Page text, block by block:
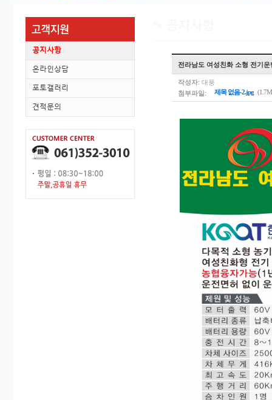
공지사항
온라인상담
포토갤러리
견적문의
전라남도 여성친화 소형 전기
작성자: 대풍
첨부파일:
제목 없음-2.jpg